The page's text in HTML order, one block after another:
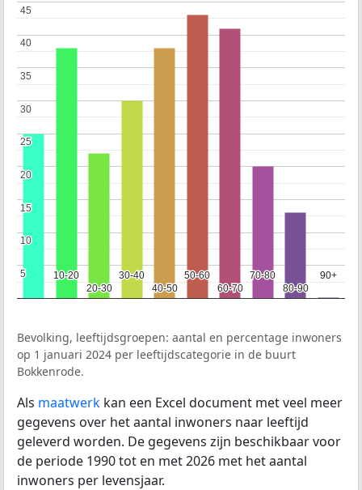
10-20
10-20
20-30
20-30
30-40
30-40
40-50
40-50
50-60
50-60
60-70
60-70
70-80
70-80
80-90
80-90
90+
90+
5
5
10
10
15
15
20
20
25
25
30
30
35
35
40
40
45
45
Bevolking, leeftijdsgroepen: aantal en percentage inwoners
op 1 januari 2024 per leeftijdscategorie in de buurt
Bokkenrode.
Als maatwerk kan een Excel document met veel meer
gegevens over het aantal inwoners naar leeftijd
geleverd worden. De gegevens zijn beschikbaar voor
de periode 1990 tot en met 2026 met het aantal
inwoners per levensjaar.